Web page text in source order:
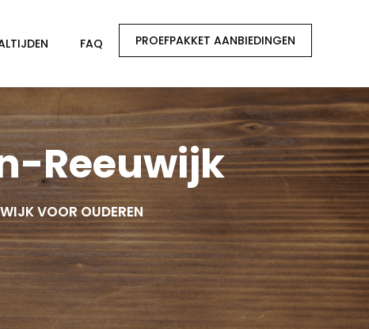
FAQ PROEFPAKKET AANBIEDINGEN
Reeuwijk
VOOR OUDEREN